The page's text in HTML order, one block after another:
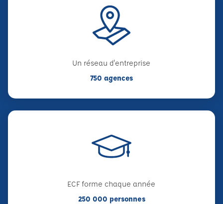
Un réseau d'entreprise
750 agences
ECF forme chaque année
250 000 personnes